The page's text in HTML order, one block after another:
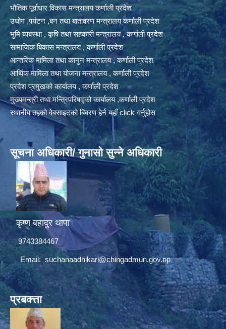
भौतिक पूर्वाधार विकास मन्त्रालय कर्णाली प्रदेश
उधोग ,पर्यटन ,बन तथा बातावरण मन्त्रालय कर्णाली प्रदेश
भुमि ब्यबस्था , कृषि तथा सहकारी मन्त्रालय , कर्णाली प्रदेश
सामाजिक बिकास मन्त्रालय , कर्णाली प्रदेश
आन्तरिक मामिला तथा कानुन मन्त्रालय , कर्णाली प्रदेश
आर्थिक मामिला तथा योजना मन्त्रालय , कर्णाली प्रदेश
प्रदेश प्रमुखको कार्यालय , कर्णाली प्रदेश
मुख्यमन्त्री तथा मन्त्रिपरिषद्को कार्यालय ,कर्णाली प्रदेश
स्थानीय तहको वेबसाइटको बिबरण हेर्न यहाँ click गर्नुहोस
सूचना अधिकारी/ गुनासो सुन्ने अधिकारी
कृष्ण बहादुर थापा
9743384467
Email:suchanaadhikari@chingadmun.gov.np
प्रबक्त्ता